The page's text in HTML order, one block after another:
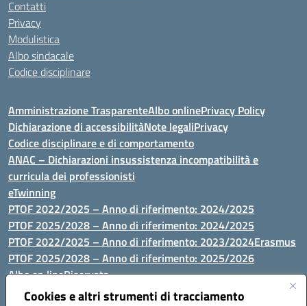
Cookies e altri strumenti di tracciamento
Contatti
Privacy
Modulistica
Albo sindacale
Codice disciplinare
Amministrazione TrasparenteAlbo onlinePrivacy Policy
Dichiarazione di accessibilitàNote legaliPrivacy
Codice disciplinare e di comportamento
ANAC – Dichiarazioni insussistenza incompatibilità e
curricula dei professionisti
eTwinning
PTOF 2022/2025 – Anno di riferimento: 2024/2025
PTOF 2025/2028 – Anno di riferimento: 2024/2025
PTOF 2022/2025 – Anno di riferimento: 2023/2024Erasmus
PTOF 2025/2028 – Anno di riferimento: 2025/2026
Albo on lineRiservata
P.N. Dotazione di attrezzature per le palestre